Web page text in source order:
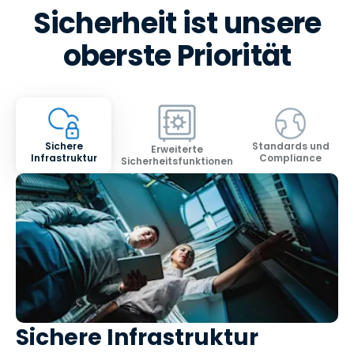
Sicherheit ist unsere
oberste Priorität
Sichere
Infrastruktur
Erweiterte
Sicherheitsfunktionen
Standards und
Compliance
Sichere Infrastruktur